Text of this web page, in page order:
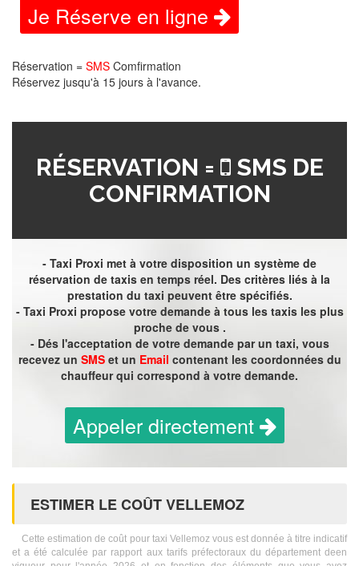
Je Réserve en ligne
Réservation = SMS Comfirmation
Réservez jusqu'à 15 jours à l'avance.
RÉSERVATION =
SMS DE
CONFIRMATION
- Taxi Proxi met à votre disposition un système de
réservation de taxis en temps réel. Des critères liés à la
prestation du taxi peuvent être spécifiés.
- Taxi Proxi propose votre demande à tous les taxis les plus
proche de vous .
- Dés l'acceptation de votre demande par un taxi, vous
recevez un SMSet un Email contenant les coordonnées du
chauffeur qui correspond à votre demande.
Appeler directement
ESTIMER LE COÛT VELLEMOZ
Cette estimation de coût pour taxi Vellemoz vous est donnée à titre indicatif
et a été calculée par rapport aux tarifs préfectoraux du département deen